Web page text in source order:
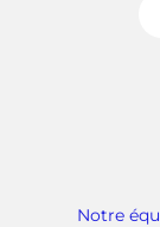
Notre